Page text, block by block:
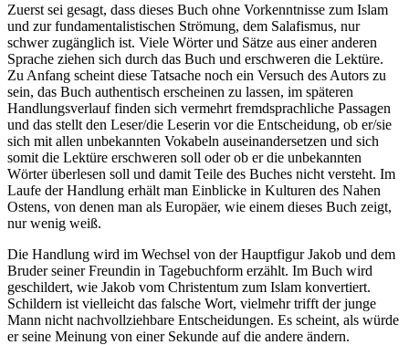
Zuerst sei gesagt, dass dieses Buch ohne Vorkenntnisse zum Islam
und zur fundamentalistischen Strömung, dem Salafismus, nur
schwer zugänglich ist. Viele Wörter und Sätze aus einer anderen
Sprache ziehen sich durch das Buch und erschweren die Lektüre.
Zu Anfang scheint diese Tatsache noch ein Versuch des Autors zu
sein, das Buch authentisch erscheinen zu lassen, im späteren
Handlungsverlauf finden sich vermehrt fremdsprachliche Passagen
und das stellt den Leser/die Leserin vor die Entscheidung, ob er/sie
sich mit allen unbekannten Vokabeln auseinandersetzen und sich
somit die Lektüre erschweren soll oder ob er die unbekannten
Wörter überlesen soll und damit Teile des Buches nicht versteht. Im
Laufe der Handlung erhält man Einblicke in Kulturen des Nahen
Ostens, von denen man als Europäer, wie einem dieses Buch zeigt,
nur wenig weiß.
Die Handlung wird im Wechsel von der Hauptfigur Jakob und dem
Bruder seiner Freundin in Tagebuchform erzählt. Im Buch wird
geschildert, wie Jakob vom Christentum zum Islam konvertiert.
Schildern ist vielleicht das falsche Wort, vielmehr trifft der junge
Mann nicht nachvollziehbare Entscheidungen. Es scheint, als würde
er seine Meinung von einer Sekunde auf die andere ändern.